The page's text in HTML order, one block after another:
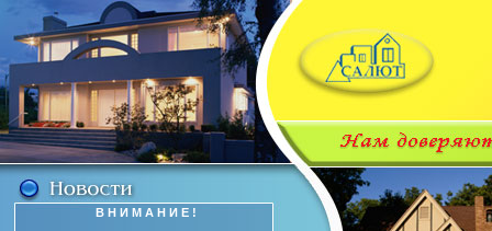
В Н И М А Н И Е !